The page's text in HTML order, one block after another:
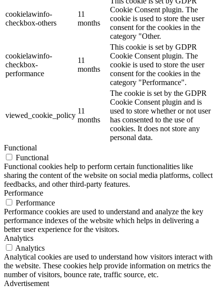
cookielawinfo-
checkbox-others
11
months
Cookie Consent plugin. The
cookie is used to store the user
consent for the cookies in the
category "Other.
cookielawinfo-
checkbox-
performance
11
months
This cookie is set by GDPR
Cookie Consent plugin. The
cookie is used to store the user
consent for the cookies in the
category "Performance".
viewed_cookie_policy
11
months
The cookie is set by the GDPR
Cookie Consent plugin and is
used to store whether or not user
has consented to the use of
cookies. It does not store any
personal data.
Functional
Functional
Functional cookies help to perform certain functionalities like
sharing the content of the website on social media platforms, collect
feedbacks, and other third-party features.
Performance
Performance
Performance cookies are used to understand and analyze the key
performance indexes of the website which helps in delivering a
better user experience for the visitors.
Analytics
Analytics
Analytical cookies are used to understand how visitors interact with
the website. These cookies help provide information on metrics the
number of visitors, bounce rate, traffic source, etc.
Advertisement